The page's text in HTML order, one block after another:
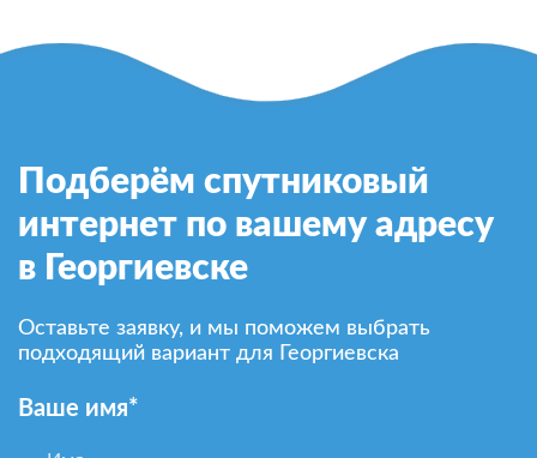
Подберём спутниковый
интернет по вашему адресу
в Георгиевске
Оставьте заявку, и мы поможем выбрать
подходящий вариант для Георгиевска
Ваше имя*